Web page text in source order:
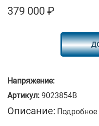
379 000 ₽
Напряжение:
Артикул: 9023854B
Описание: Подробное